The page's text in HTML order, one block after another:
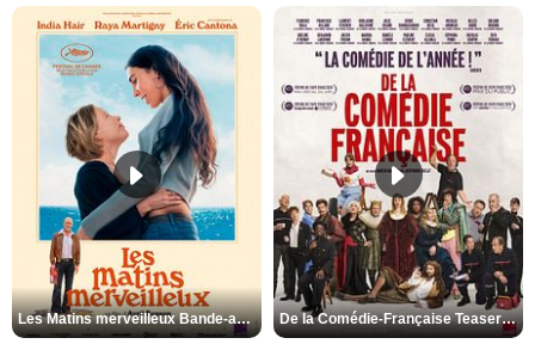
Les Matins merveilleux Bande-annonce VF De la Comédie-Française Teaser VF